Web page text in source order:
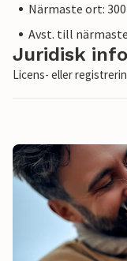
Närmaste ort:
Avst. till
Juridisk
Licens- eller